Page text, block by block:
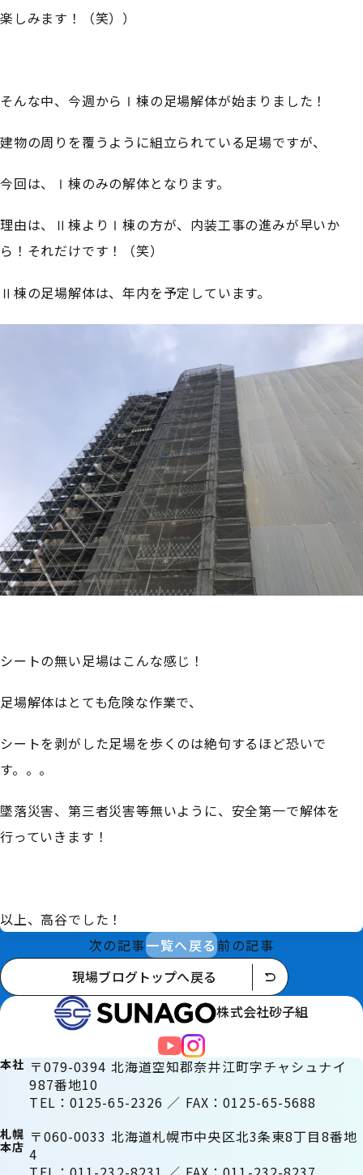
楽しみます！（笑））
そんな中、今週からⅠ棟の足場解体が始まりました！
建物の周りを覆うように組立られている足場ですが、
今回は、Ⅰ棟のみの解体となります。
理由は、Ⅱ棟よりⅠ棟の方が、内装工事の進みが早いか
ら！それだけです！（笑）
Ⅱ棟の足場解体は、年内を予定しています。
シートの無い足場はこんな感じ！
足場解体はとても危険な作業で、
シートを剥がした足場を歩くのは絶句するほど恐いで
す。。。
墜落災害、第三者災害等無いように、安全第一で解体を
行っていきます！
以上、高谷でした！
次の記事一覧へ戻る前の記事
現場ブログトップへ戻る
株式会社砂子組
本社 〒079-0394 北海道空知郡奈井江町字チャシュナイ
987番地10
TEL：0125-65-2326 ／ FAX：0125-65-5688
札幌
本店
〒060-0033 北海道札幌市中央区北3条東8丁目8番地
4